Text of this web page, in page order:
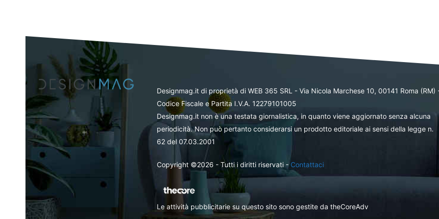
Designmag.it di proprietà di WEB 365 SRL - Via Nicola Marchese 10, 00141 Roma (RM)
Codice Fiscale e Partita I.V.A. 12279101005
Designmag.it non è una testata giornalistica, in quanto viene aggiornato senza alcuna
periodicità. Non può pertanto considerarsi un prodotto editoriale ai sensi della legge n.
62 del 07.03.2001
Copyright ©2026 - Tutti i diritti riservati -Contattaci
Le attività pubblicitarie su questo sito sono gestite da theCoreAdv